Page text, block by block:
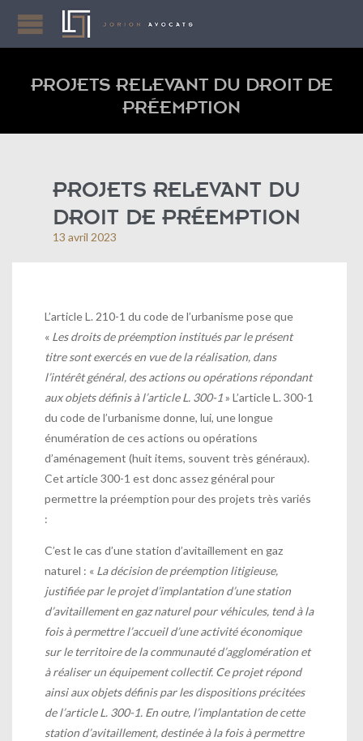
PROJETS RELEVANT DU DROIT DE
PRÉEMPTION
PROJETS RELEVANT DU
DROIT DE PRÉEMPTION
13 avril 2023
L’article L. 210-1 du code de l’urbanisme pose que
« Les droits de préemption institués par le présent
titre sont exercés en vue de la réalisation, dans
l’intérêt général, des actions ou opérations répondant
aux objets définis à l’article L. 300-1» L’article L. 300-1
du code de l’urbanisme donne, lui, une longue
énumération de ces actions ou opérations
d’aménagement (huit items, souvent très généraux).
Cet article300-1 est donc assez général pour
permettre la préemption pour des projets très variés
:
C’est le cas d’une station d’avitaillement en gaz
naturel : « La décision de préemption litigieuse,
justifiée par le projet d’implantation d’une station
d’avitaillement en gaz naturel pour véhicules, tend à la
fois à permettre l’accueil d’une activité économique
sur le territoire de la communauté d’agglomération et
à réaliser un équipement collectif. Ce projet répond
ainsi aux objets définis par les dispositions précitées
de l’article L. 300-1. En outre, l’implantation de cette
station d’avitaillement, destinée à la fois à permettre